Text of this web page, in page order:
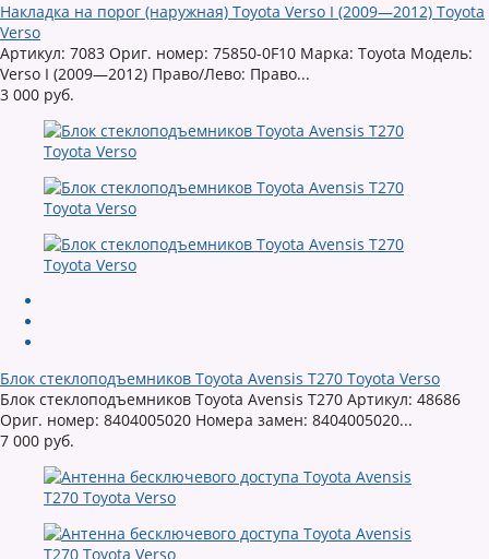
Накладка на порог (наружная) Toyota Verso I (2009—2012) Toyota
Verso
Артикул: 7083 Ориг. номер: 75850-0F10 Марка: Toyota Модель:
Verso I (2009—2012) Право/Лево: Право...
3 000 руб.
Блок стеклоподъемников Toyota Avensis T270 Toyota Verso
Блок стеклоподъемников Toyota Avensis T270 Артикул: 48686
Ориг. номер: 8404005020 Номера замен: 8404005020...
7 000 руб.